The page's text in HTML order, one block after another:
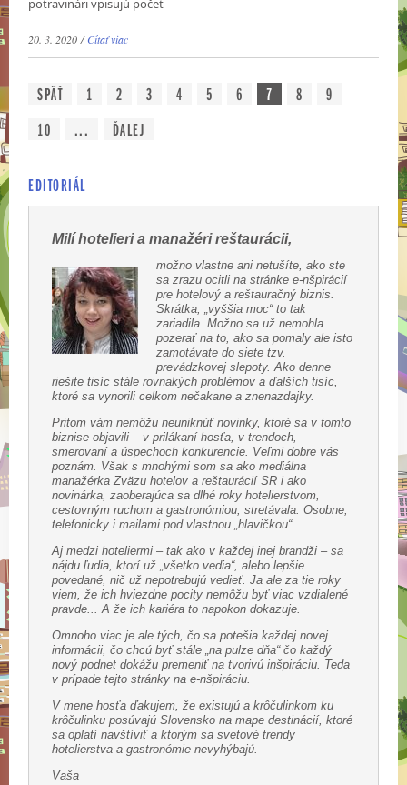
potravinári vpisujú počet
20. 3. 2020 /Čítať viac
SPÄŤ 1 2 3 4 5 6 7 8
9
10
... ĎALEJ
EDITORIÁL
Milí hotelieri a manažéri reštaurácii,
možno vlastne ani netušíte, ako ste
sa zrazu ocitli na stránke e-nšpirácií
pre hotelový a reštauračný biznis.
Skrátka, „vyššia moc“ to tak
zariadila. Možno sa už nemohla
pozerať na to, ako sa pomaly ale isto
zamotávate do siete tzv.
prevádzkovej slepoty. Ako denne
riešite tisíc stále rovnakých problémov a ďalších tisíc,
ktoré sa vynorili celkom nečakane a znenazdajky.
Pritom vám nemôžu neuniknúť novinky, ktoré sa v tomto
biznise objavili – v prilákaní hosťa, v trendoch,
smerovaní a úspechoch konkurencie. Veľmi dobre vás
poznám. Však s mnohými som sa ako mediálna
manažérka Zväzu hotelov a reštaurácií SR i ako
novinárka, zaoberajúca sa dlhé roky hotelierstvom,
cestovným ruchom a gastronómiou, stretávala. Osobne,
telefonicky i mailami pod vlastnou „hlavičkou“.
Aj medzi hoteliermi – tak ako v každej inej brandži – sa
nájdu ľudia, ktorí už „všetko vedia“, alebo lepšie
povedané, nič už nepotrebujú vedieť. Ja ale za tie roky
viem, že ich hviezdne pocity nemôžu byť viac vzdialené
pravde... A že ich kariéra to napokon dokazuje.
Omnoho viac je ale tých, čo sa potešia každej novej
informácii, čo chcú byť stále „na pulze dňa“ čo každý
nový podnet dokážu premeniť na tvorivú inšpiráciu. Teda
v prípade tejto stránky na e-nšpiráciu.
V mene hosťa ďakujem, že existujú a krôčulinkom ku
krôčulinku posúvajú Slovensko na mape destinácií, ktoré
sa oplatí navštíviť a ktorým sa svetové trendy
hotelierstva a gastronómie nevyhýbajú.
Vaša